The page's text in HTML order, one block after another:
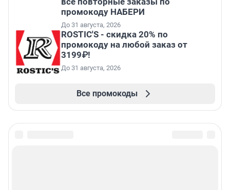
промокоду НАБЕРИ
До 31 августа, 2026
ROSTIC'S - скидка 20% по
промокоду на любой заказ от
3199₽!
До 31 августа, 2026
Все промокоды